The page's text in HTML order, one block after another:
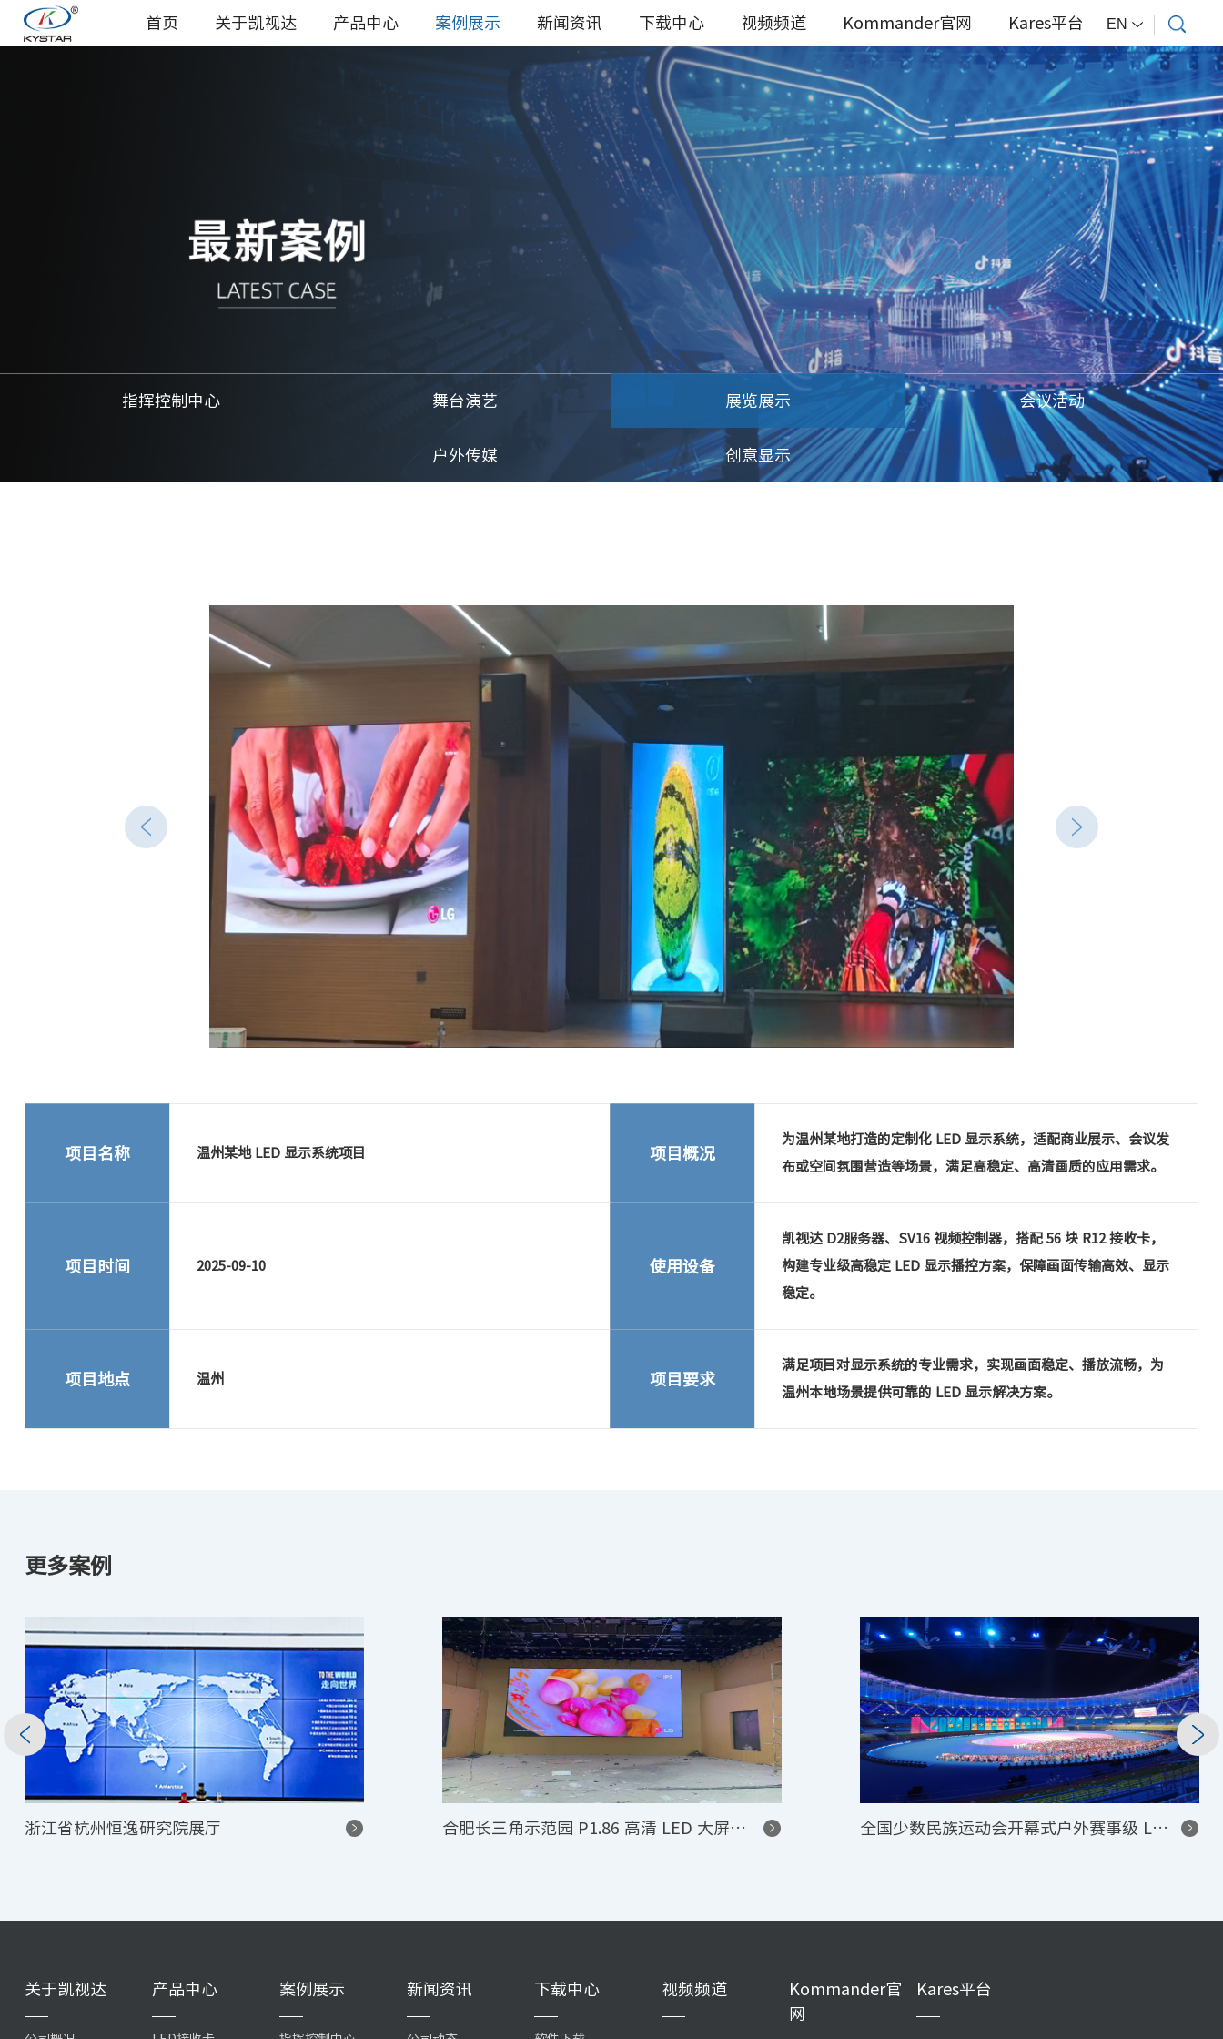
EN
首页 关于凯视达 产品中心 案例展示 新闻资讯 下载中心 视频频道 Kommander官网 Kares平台
指挥控制中心 舞台演艺 展览展示 会议活动
户外传媒 创意显示
项目名称 温州某地 LED 显示系统项目 项目概况
为温州某地打造的定制化 LED 显示系统，适配商业展示、会议发
布或空间氛围营造等场景，满足高稳定、高清画质的应用需求。
项目时间 2025-09-10 使用设备
凯视达 D2服务器、SV16 视频控制器，搭配 56 块 R12 接收卡，
构建专业级高稳定 LED 显示播控方案，保障画面传输高效、显示
稳定。
项目地点 温州 项目要求
满足项目对显示系统的专业需求，实现画面稳定、播放流畅，为
温州本地场景提供可靠的 LED 显示解决方案。
更多案例
浙江省杭州恒逸研究院展厅 合肥长三角示范园 P1.86 高清 LED 大屏项目 全国少数民族运动会开幕式户外赛事级 LED 显示项目
关于凯视达 产品中心 案例展示 新闻资讯 下载中心 视频频道
Kommander官
网
Kares平台